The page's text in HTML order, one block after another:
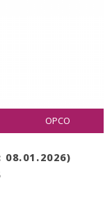
OPCO
08.01.2026)